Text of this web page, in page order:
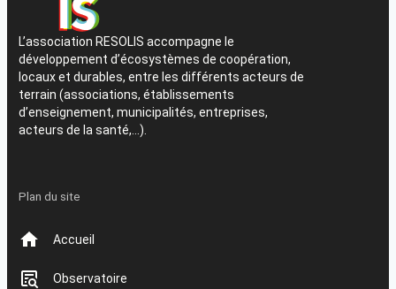
L’association RESOLIS accompagne le
développement d’écosystèmes de coopération,
locaux et durables, entre les différents acteurs de
terrain (associations, établissements
d’enseignement, municipalités, entreprises,
acteurs de la santé,…).
Plan du site
Accueil
Observatoire